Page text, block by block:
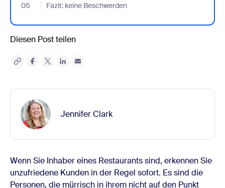
05
Fazit: keine Beschwerden
- Jumplink to Fazit: keine Beschwerden
Diesen Post teilen
Jennifer Clark
Wenn Sie Inhaber eines Restaurants sind, erkennen Sie
unzufriedene Kunden in der Regel sofort. Es sind die
Personen, die mürrisch in ihrem nicht auf den Punkt